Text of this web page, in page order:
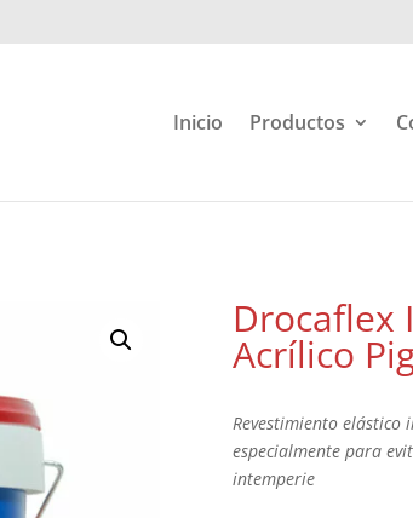
Inicio Productos
Drocaflex
Acrílico
Revestimiento elástico
especialmente para
intemperie